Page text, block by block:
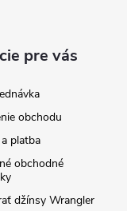
pre vás
obchodu
platba
obchodné
džínsy Wrangler